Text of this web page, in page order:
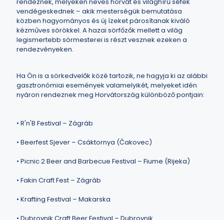
vendégeskednek – akik mesterségük bemutatása
közben hagyományos és új ízeket párosítanak kiváló
kézműves sörökkel. A hazai sörfőzők mellett a világ
legismertebb sörmesterei is részt vesznek ezeken a
rendezvényeken.
Ha Ön is a sörkedvelők közé tartozik, ne hagyja ki az alábbi
gasztronómiai események valamelyikét, melyeket idén
nyáron rendeznek meg Horvátország különböző pontjain:
• R'n'B Festival – Zágráb
• Beerfest Sjever – Csáktornya (Čakovec)
• Picnic 2 Beer and Barbecue Festival – Fiume (Rijeka)
• Fakin Craft Fest – Zágráb
• Krafting Festival – Makarska